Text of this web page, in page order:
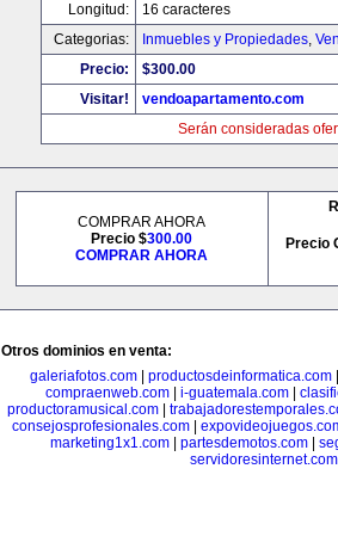
Longitud:
16 caracteres
Categorias:
Inmuebles y Propiedades,
Precio:
$300.00
Visitar!
vendoapartamento.com
Serán consideradas
COMPRAR AHORA
Precio $300.00
COMPRAR AHORA
Precio
Otros dominios en venta:
galeriafotos.com
productosdeinformatica.com
compraenweb.com| i-guatemala.com|
productoramusical.com
consejosprofesionales.com|
marketing1x1.com| partesdemotos.com|
servidoresinternet.com